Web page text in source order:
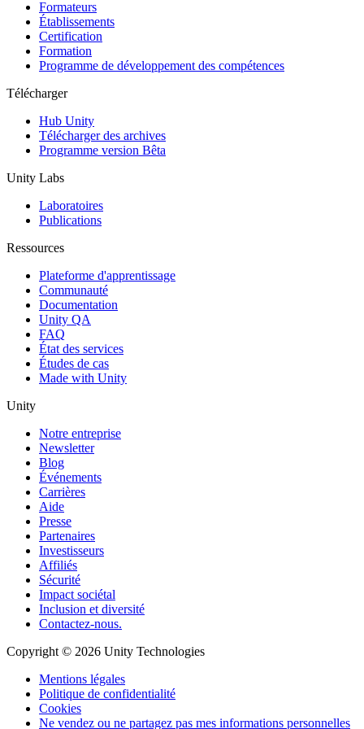
Jeux XR
Lancez des jeux XR sur plusieurs plateformes
Jeux multijoueur
Simplifiez le développement de jeux multijoueurs
Formateurs
Établissements
Certification
Formation
Programme de développement des compétences
Télécharger
Hub Unity
Télécharger des archives
Programme version Bêta
Unity Labs
Laboratoires
Publications
Ressources
Plateforme d'apprentissage
Communauté
Documentation
Unity QA
FAQ
État des services
Études de cas
Made with Unity
Unity
Notre entreprise
Newsletter
Blog
Événements
Carrières
Aide
Presse
Partenaires
Investisseurs
Affiliés
Sécurité
Impact sociétal
Inclusion et diversité
Contactez-nous.
Copyright © 2026 Unity Technologies
Mentions légales
Politique de confidentialité
Cookies
Ne vendez ou ne partagez pas mes informations personnelles